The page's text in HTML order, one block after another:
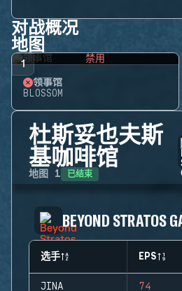
对战概况
地图
1 禁用
领事馆
BLOSSOM
杜斯妥也夫斯
基咖啡馆
地图 1 已结束
BEYOND STRATOS
选手 EPS
JINA 74